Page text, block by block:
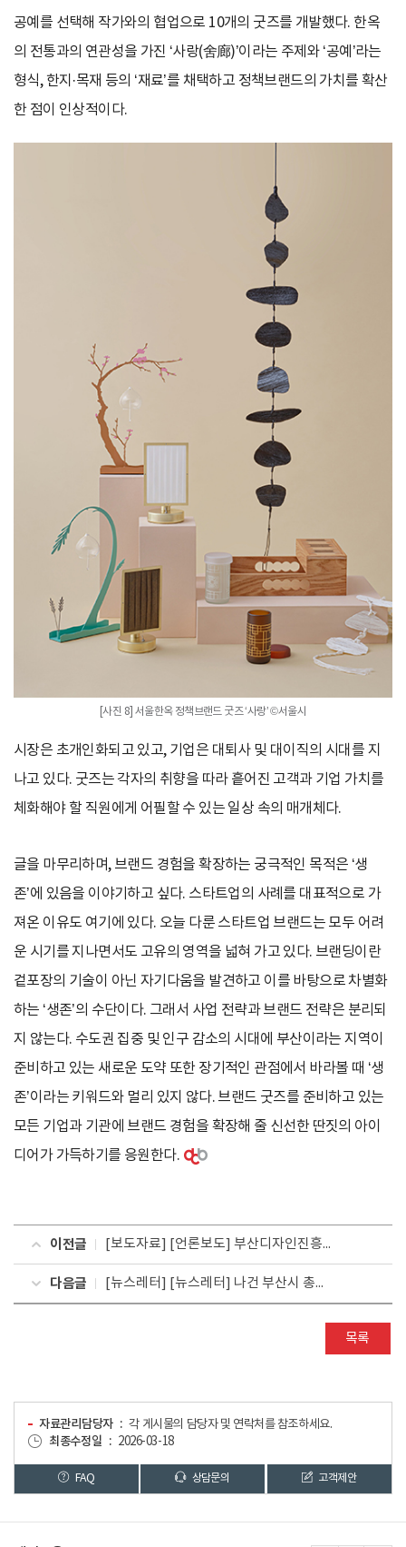
공예를 선택해 작가와의 협업으로 10개의 굿즈를 개발했다. 한옥
의 전통과의 연관성을 가진 ‘사랑(舍廊)’이라는 주제와 ‘공예’라는
형식, 한지·목재 등의 ‘재료’를 채택하고 정책브랜드의 가치를 확산
한 점이 인상적이다.
[사진 8] 서울한옥 정책브랜드 굿즈 ‘사랑’ ©서울시
시장은 초개인화되고 있고, 기업은 대퇴사 및 대이직의 시대를 지
나고 있다. 굿즈는 각자의 취향을 따라 흩어진 고객과 기업 가치를
체화해야 할 직원에게 어필할 수 있는 일상 속의 매개체다.
글을 마무리하며, 브랜드 경험을 확장하는 궁극적인 목적은 ‘생
존’에 있음을 이야기하고 싶다. 스타트업의 사례를 대표적으로 가
져온 이유도 여기에 있다. 오늘 다룬 스타트업 브랜드는 모두 어려
운 시기를 지나면서도 고유의 영역을 넓혀 가고 있다. 브랜딩이란
겉포장의 기술이 아닌 자기다움을 발견하고 이를 바탕으로 차별화
하는 ‘생존’의 수단이다. 그래서 사업 전략과 브랜드 전략은 분리되
지 않는다. 수도권 집중 및 인구 감소의 시대에 부산이라는 지역이
준비하고 있는 새로운 도약 또한 장기적인 관점에서 바라볼 때 ‘생
존’이라는 키워드와 멀리 있지 않다. 브랜드 굿즈를 준비하고 있는
모든 기업과 기관에 브랜드 경험을 확장해 줄 신선한 딴짓의 아이
디어가 가득하기를 응원한다.
이전글 [보도자료] [언론보도] 부산디자인진흥원,‘문화동반자 사업’으로 글로벌 디자인 문화 교류 강화
다음글 [뉴스레터] [뉴스레터] 나건 부산시 총괄 디자이너 인터뷰 : 글로벌 미래 도시 부산, 브랜드와 디자인의 역할을 말하다
목록
자료관리담당자
각 게시물의 담당자 및 연락처를 참조하세요.
최종수정일
2026-03-18
FAQ 상담문의 고객제안